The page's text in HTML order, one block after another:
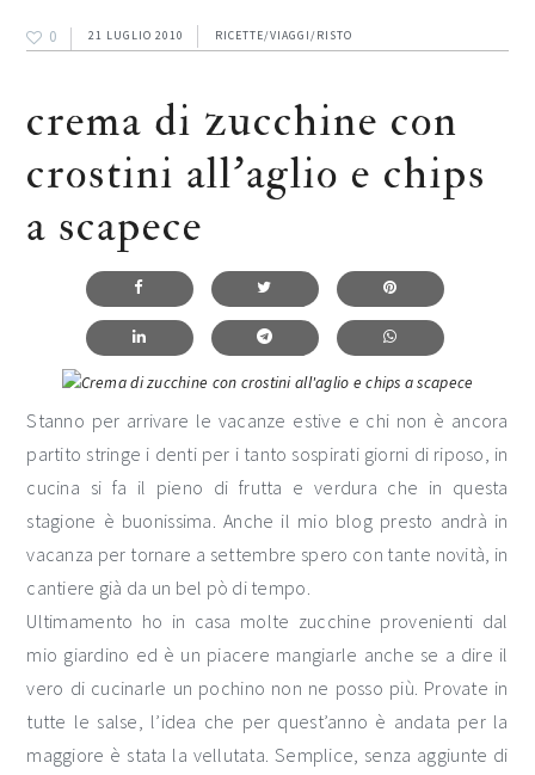
0 21 LUGLIO 2010 RICETTE/VIAGGI/RISTO
crema di zucchine con
crostini all’aglio e chips
a scapece
Stanno per arrivare le vacanze estive e chi non è ancora
partito stringe i denti per i tanto sospirati giorni di riposo, in
cucina si fa il pieno di frutta e verdura che in questa
stagione è buonissima. Anche il mio blog presto andrà in
vacanza per tornare a settembre spero con tante novità, in
cantiere già da un bel pò di tempo.
Ultimamento ho in casa molte zucchine provenienti dal
mio giardino ed è un piacere mangiarle anche se a dire il
vero di cucinarle un pochino non ne posso più. Provate in
tutte le salse, l’idea che per quest’anno è andata per la
maggiore è stata la vellutata. Semplice, senza aggiunte di